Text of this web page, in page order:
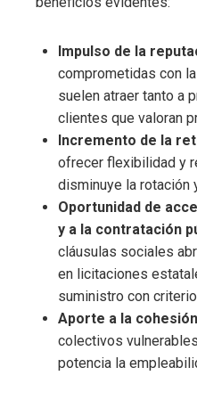
Impulso de la
comprometidas con
suelen atraer tanto a
clientes que valoran
Incremento de la
ofrecer flexibilidad y
disminuye la rotación
Oportunidad de
y a la contratación
cláusulas sociales
en licitaciones
suministro con
Aporte a la
colectivos
potencia la